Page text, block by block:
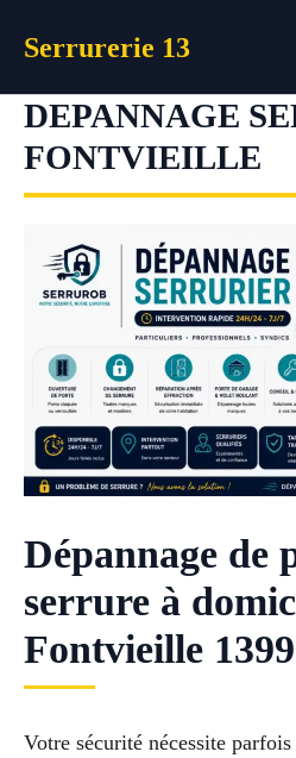
Serrurerie 13
DEPANNAGE
FONTVIEILLE
Dépannage de
serrure à
Fontvieille
Votre sécurité nécessite